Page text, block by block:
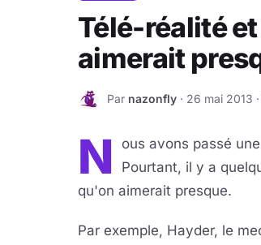
Télé-réalité
aimerait
N Par nazonfly · 26 mai 2013
N
ous avons passé
Pourtant, il y a
qu'on aimerait presque.
Par exemple, Hayder, le